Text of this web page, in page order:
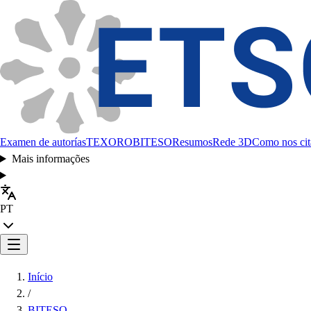
Examen de autoríasTEXOROBITESOResumosRede 3DComo nos
Mais informações
PT
Início
/